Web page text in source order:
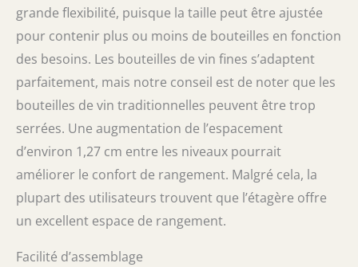
grande flexibilité, puisque la taille peut être ajustée
pour contenir plus ou moins de bouteilles en fonction
des besoins. Les bouteilles de vin fines s’adaptent
parfaitement, mais notre conseil est de noter que les
bouteilles de vin traditionnelles peuvent être trop
serrées. Une augmentation de l’espacement
d’environ 1,27 cm entre les niveaux pourrait
améliorer le confort de rangement. Malgré cela, la
plupart des utilisateurs trouvent que l’étagère offre
un excellent espace de rangement.
Facilité d’assemblage